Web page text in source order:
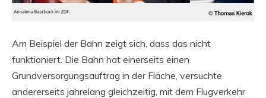
Am Beispiel der Bahn zeigt sich, dass das nicht
funktioniert. Die Bahn hat einerseits einen
Grundversorgungsauftrag in der Fläche, versuchte
andererseits jahrelang gleichzeitig, mit dem Flugverkehr